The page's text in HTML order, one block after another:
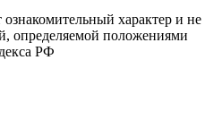
характер и не
определяемой положениями
РФ